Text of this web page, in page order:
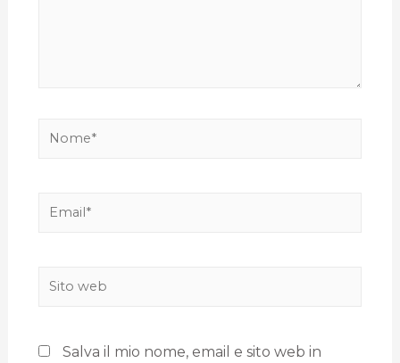
Salva il mio nome, email e sito web in